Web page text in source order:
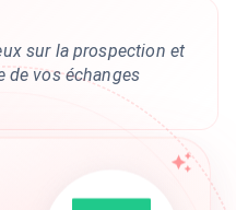
sur la prospection et
de vos échanges